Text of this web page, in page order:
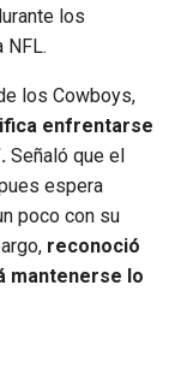
los
NFL.
los Cowboys,
enfrentarse
Señaló que el
espera
poco con su
reconoció
mantenerse lo